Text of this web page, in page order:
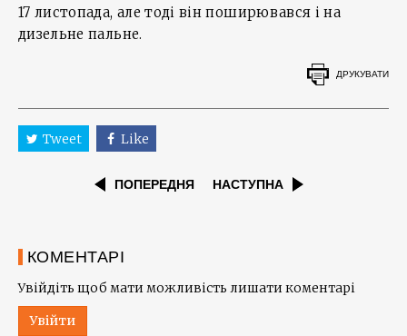
17 листопада, але тоді він поширювався і на
дизельне пальне.
ДРУКУВАТИ
Tweet Like
ПОПЕРЕДНЯ НАСТУПНА
КОМЕНТАРІ
Увійдіть щоб мати можливість лишати коментарі
Увійти